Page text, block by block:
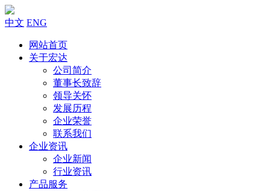
中文 ENG
网站首页
关于宏达
公司简介
董事长致辞
领导关怀
发展历程
企业荣誉
联系我们
企业资讯
企业新闻
行业资讯
产品服务